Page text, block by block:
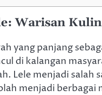
Warisan
yang panjang
di kalangan
Lele menjadi salah
menjadi